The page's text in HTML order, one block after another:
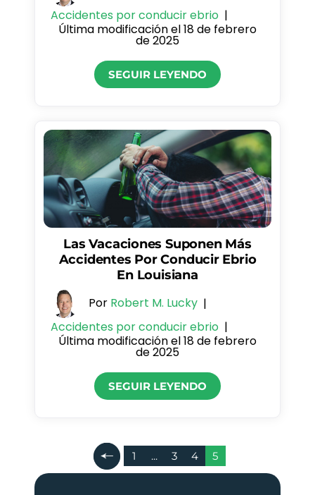
Accidentes por conducir ebrio |
Última modificación el 18 de febrero
de 2025
SEGUIR LEYENDO
Las Vacaciones Suponen Más
Accidentes Por Conducir Ebrio
En Louisiana
Por Robert M. Lucky |
Accidentes por conducir ebrio |
Última modificación el 18 de febrero
de 2025
SEGUIR LEYENDO
Paginación
Entradas
1 ... 3 4 5